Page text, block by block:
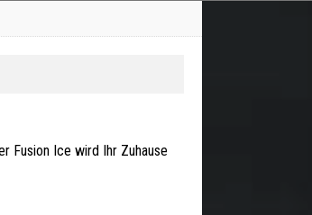
Fusion Ice wird Ihr Zuhause